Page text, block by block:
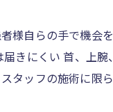
様自らの手で機会
きにくい 首、上腕
タッフの施術に限